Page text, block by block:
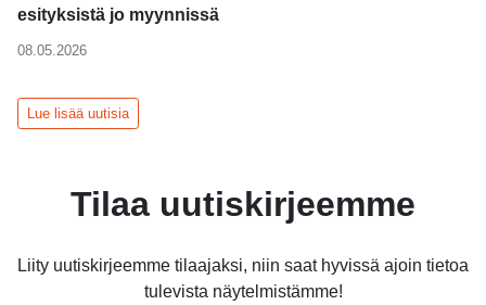
esityksistä jo myynnissä
08.05.2026
Lue lisää uutisia
Tilaa uutiskirjeemme
Liity uutiskirjeemme tilaajaksi, niin saat hyvissä ajoin tietoa
tulevista näytelmistämme!